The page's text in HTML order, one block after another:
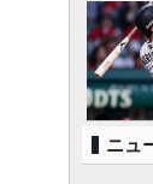
ニュ